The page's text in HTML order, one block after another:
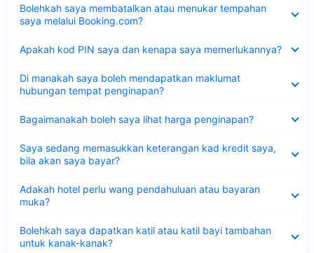
Bolehkah saya membatalkan atau menukar tempahan
saya melalui Booking.com?
Apakah kod PIN saya dan kenapa saya memerlukannya?
Di manakah saya boleh mendapatkan maklumat
hubungan tempat penginapan?
Bagaimanakah boleh saya lihat harga penginapan?
Saya sedang memasukkan keterangan kad kredit saya,
bila akan saya bayar?
Adakah hotel perlu wang pendahuluan atau bayaran
muka?
Bolehkah saya dapatkan katil atau katil bayi tambahan
untuk kanak-kanak?